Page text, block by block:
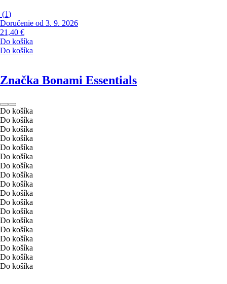
(1)
Doručenie od 3. 9. 2026
21,40 €
Do košíka
Do košíka
Značka Bonami Essentials
Do košíka
Do košíka
Do košíka
Do košíka
Do košíka
Do košíka
Do košíka
Do košíka
Do košíka
Do košíka
Do košíka
Do košíka
Do košíka
Do košíka
Do košíka
Do košíka
Do košíka
Do košíka